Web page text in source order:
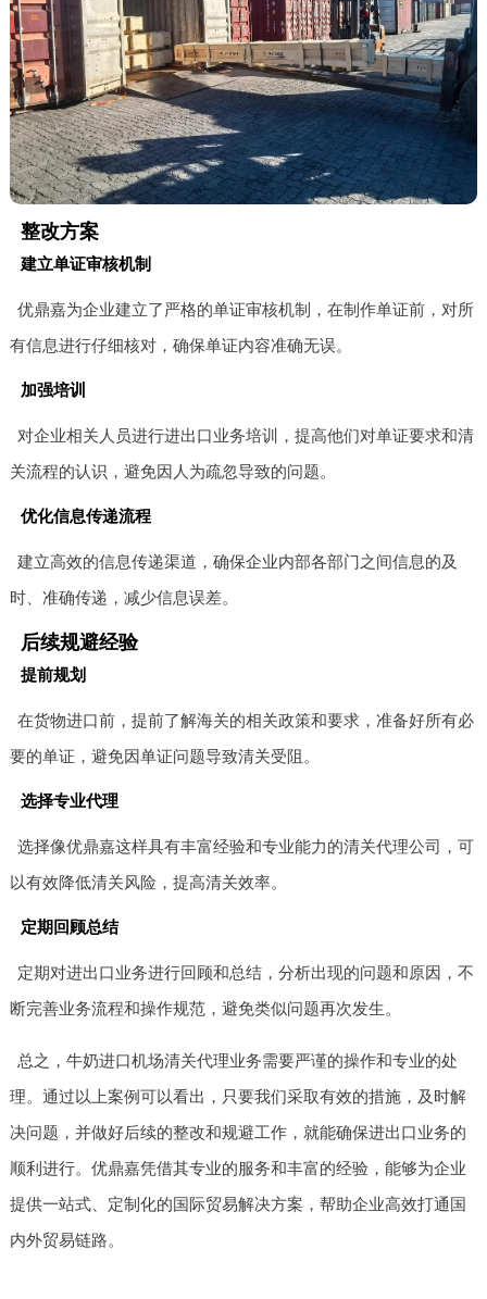
整改方案
建立单证审核机制
优鼎嘉为企业建立了严格的单证审核机制，在制作单证前，对所
有信息进行仔细核对，确保单证内容准确无误。
加强培训
对企业相关人员进行进出口业务培训，提高他们对单证要求和清
关流程的认识，避免因人为疏忽导致的问题。
优化信息传递流程
建立高效的信息传递渠道，确保企业内部各部门之间信息的及
时、准确传递，减少信息误差。
后续规避经验
提前规划
在货物进口前，提前了解海关的相关政策和要求，准备好所有必
要的单证，避免因单证问题导致清关受阻。
选择专业代理
选择像优鼎嘉这样具有丰富经验和专业能力的清关代理公司，可
以有效降低清关风险，提高清关效率。
定期回顾总结
定期对进出口业务进行回顾和总结，分析出现的问题和原因，不
断完善业务流程和操作规范，避免类似问题再次发生。
总之，牛奶进口机场清关代理业务需要严谨的操作和专业的处
理。通过以上案例可以看出，只要我们采取有效的措施，及时解
决问题，并做好后续的整改和规避工作，就能确保进出口业务的
顺利进行。优鼎嘉凭借其专业的服务和丰富的经验，能够为企业
提供一站式、定制化的国际贸易解决方案，帮助企业高效打通国
内外贸易链路。